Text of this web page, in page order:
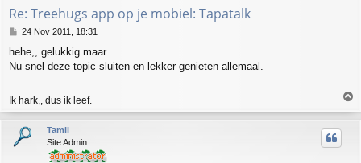
Re: Treehugs app op je mobiel: Tapatalk
P
s
t
24 Nov 2011, 18:31
hehe,, gelukkig maar.
Nu snel deze topic sluiten en lekker genieten allemaal.
Ik hark,, dus ik leef.
o
p
Tamil
Site Admin